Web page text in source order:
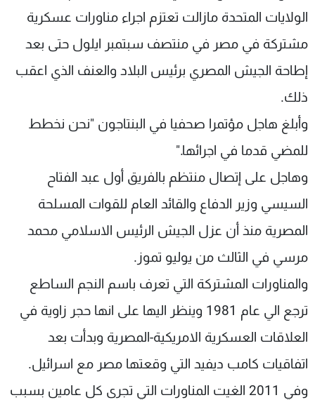
الولايات المتحدة مازالت تعتزم اجراء مناورات عسكرية
مشتركة في مصر في منتصف سبتمبر ايلول حتى بعد
إطاحة الجيش المصري برئيس البلاد والعنف الذي اعقب
ذلك.
وأبلغ هاجل مؤتمرا صحفيا في البنتاجون "نحن نخطط
للمضي قدما في اجرائها."
وهاجل على إتصال منتظم بالفريق أول عبد الفتاح
السيسي وزير الدفاع والقائد العام للقوات المسلحة
المصرية منذ أن عزل الجيش الرئيس الاسلامي محمد
مرسي في الثالث من يوليو تموز.
والمناورات المشتركة التي تعرف باسم النجم الساطع
ترجع الي عام 1981 وينظر اليها على انها حجر زاوية في
العلاقات العسكرية الامريكية-المصرية وبدأت بعد
اتفاقيات كامب ديفيد التي وقعتها مصر مع اسرائيل.
وفي 2011 الغيت المناورات التي تجرى كل عامين بسبب
عن MTV
الإنـتـاج
لاعلاناتكم
وظائف
تواصل معنا
شروط الإسـتخدام
سياسة الخصوصية